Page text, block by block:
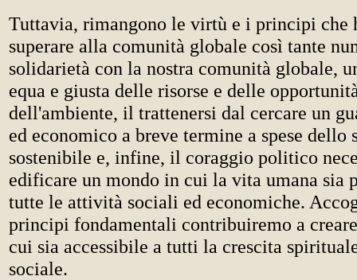
Tuttavia, rimangono le virtù e i principi che
superare alla comunità globale così tante
solidarietà con la nostra comunità globale,
equa e giusta delle risorse e delle
dell'ambiente, il trattenersi dal cercare un
ed economico a breve termine a spese dello
sostenibile e, infine, il coraggio politico
edificare un mondo in cui la vita umana sia
tutte le attività sociali ed economiche.
principi fondamentali contribuiremo a
cui sia accessibile a tutti la crescita
sociale.